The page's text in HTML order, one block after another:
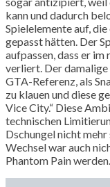
kann und dadurch
Spielelemente auf,
gepasst hätten. Der
aufpassen, dass er
verliert. Der
GTA-Referenz, als
zu klauen und diese
Vice City.“ Diese
technischen
Dschungel nicht
Wechsel war auch
Phantom Pain werden.